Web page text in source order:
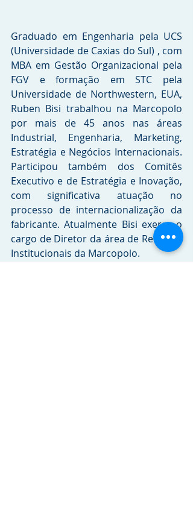
Graduado em Engenharia pela UCS
(Universidade de Caxias do Sul) , com
MBA em Gestão Organizacional pela
FGV e formação em STC pela
Universidade de Northwestern, EUA,
Ruben Bisi trabalhou na Marcopolo
por mais de 45 anos nas áreas
Industrial, Engenharia, Marketing,
Estratégia e Negócios Internacionais.
Participou também dos Comitês
Executivo e de Estratégia e Inovação,
com significativa atuação no
processo de internacionalização da
fabricante. Atualmente Bisi exerce o
cargo de Diretor da área de Relações
Institucionais da Marcopolo.